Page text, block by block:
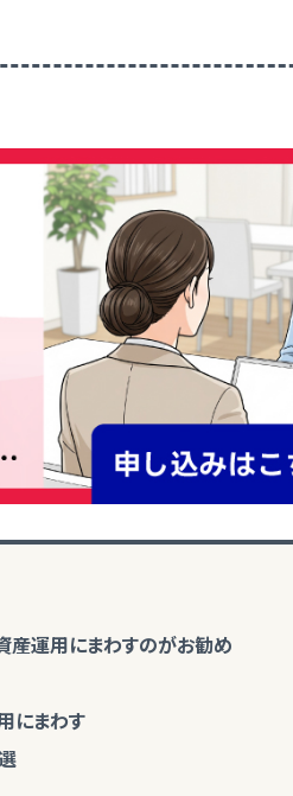
産運用にまわすのがお勧め
にまわす